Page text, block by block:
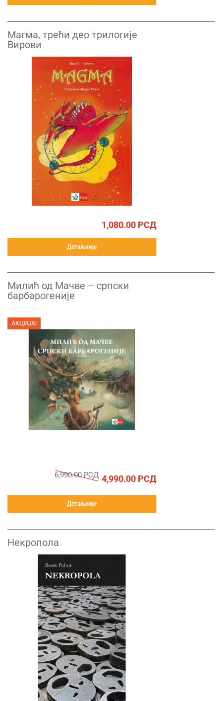
Магма, трећи део трилогије
Вирови
1,080.00 РСД
Детаљније
АКЦИЈА!
Милић од Мачве – српски
барбарогеније
6,990.00РСД 4,990.00 РСД
Детаљније
Некропола